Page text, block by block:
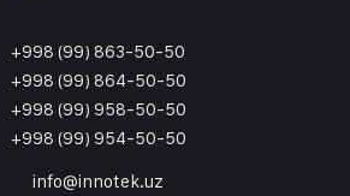
+998 (99) 863-50-50
+998 (99) 864-50-50
+998 (99) 958-50-50
+998 (99) 954-50-50
info@innotek.uz